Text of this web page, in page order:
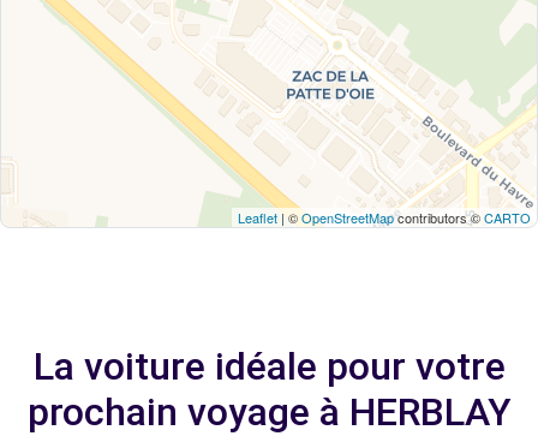
Leaflet | ©OpenStreetMapcontributors ©CARTO
La voiture idéale pour votre
prochain voyage à HERBLAY